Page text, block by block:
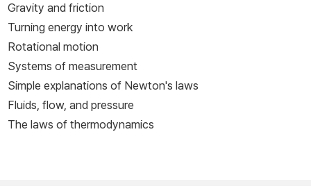
Gravity and friction
Turning energy into work
Rotational motion
Systems of measurement
Simple explanations of Newton's laws
Fluids, flow, and pressure
The laws of thermodynamics